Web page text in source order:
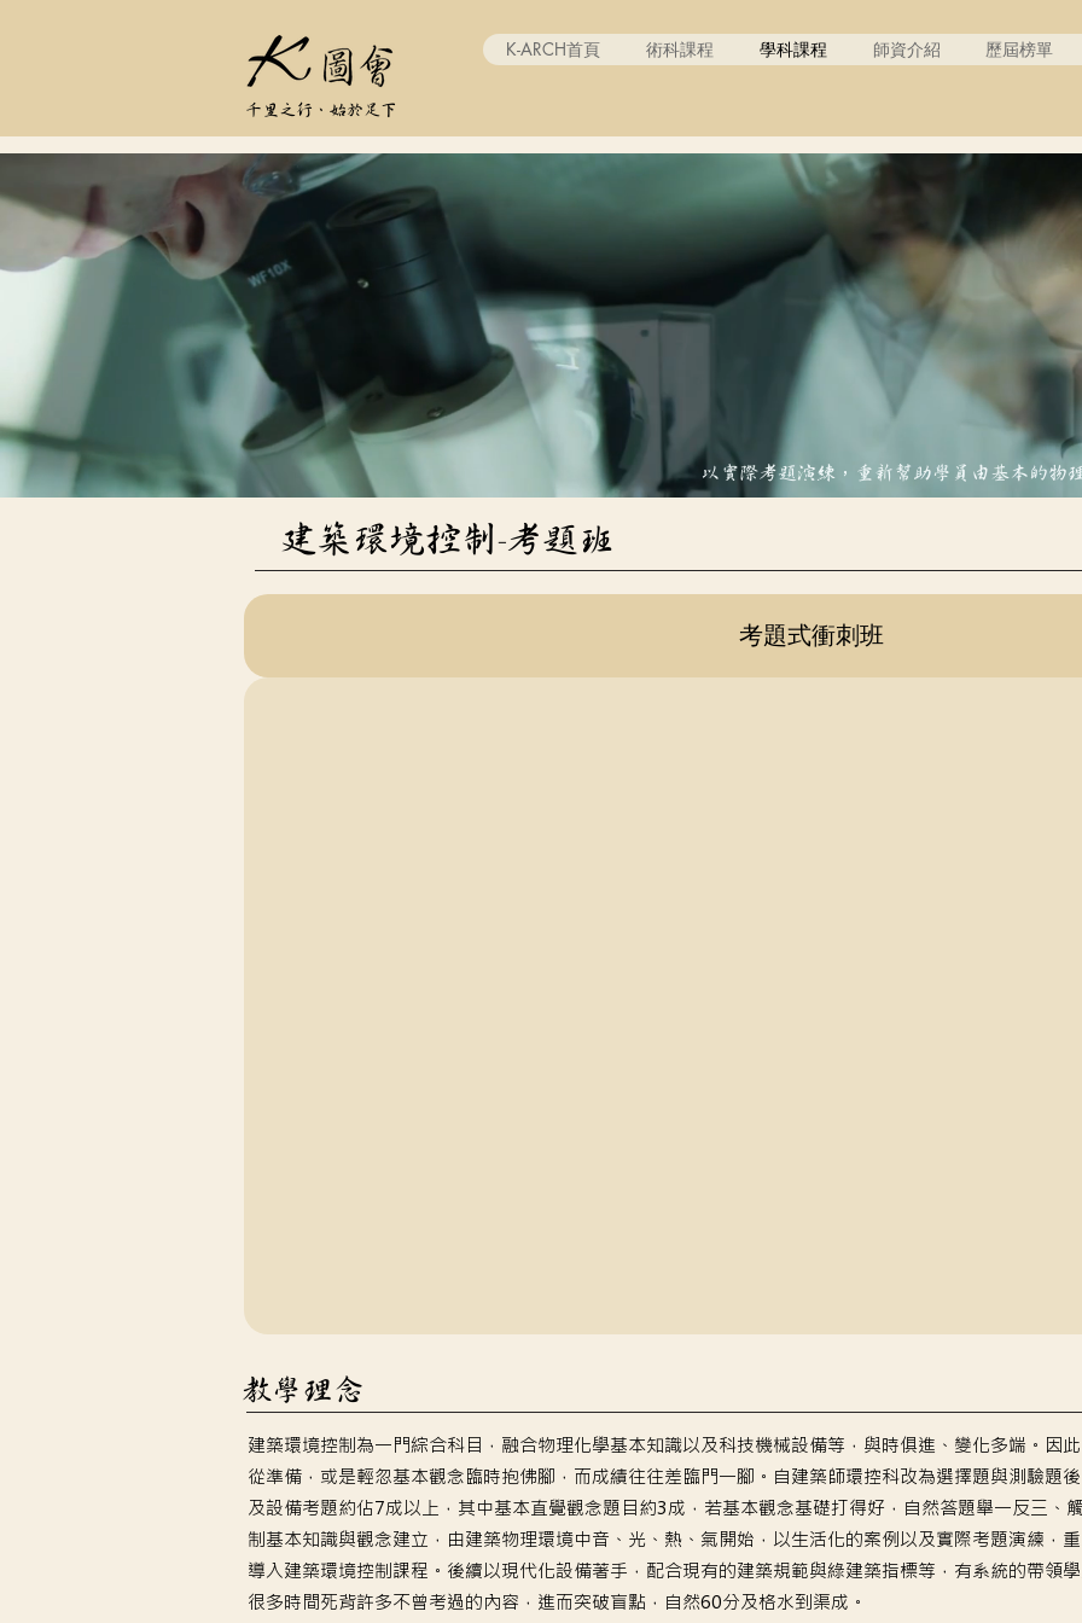
千里之行、始於足下
K-ARCH首頁 術科課程 學科課程 師資介紹 歷屆榜單
以實際考題演練，重新幫助學員由基本的物
建築環境控制-考題班
考題式衝刺班
​教學理念
建築環境控制為一門綜合科目，融合物理化學基本知識以及科技機械設備等，與時俱進、變化多端。因
從準備，或是輕忽基本觀念臨時抱佛腳，而成績往往差臨門一腳。 自建築師環控科改為選擇題與測驗題
及設備考題約佔7成以上，其中基本直覺觀念題目約3成，若基本觀念基礎打得好，自然答題舉一反三、
制基本知識與觀念建立，由建築物理環境中音、光、熱、氣開始，以生活化的案例以及實際考題演練，
導入建築環境控制課程。後續以現代化設備著手，配合現有的建築規範與綠建築指標等，有系統的帶領
很多時間死背許多不曾考過的內容，進而突破盲點，自然60分及格水到渠成。